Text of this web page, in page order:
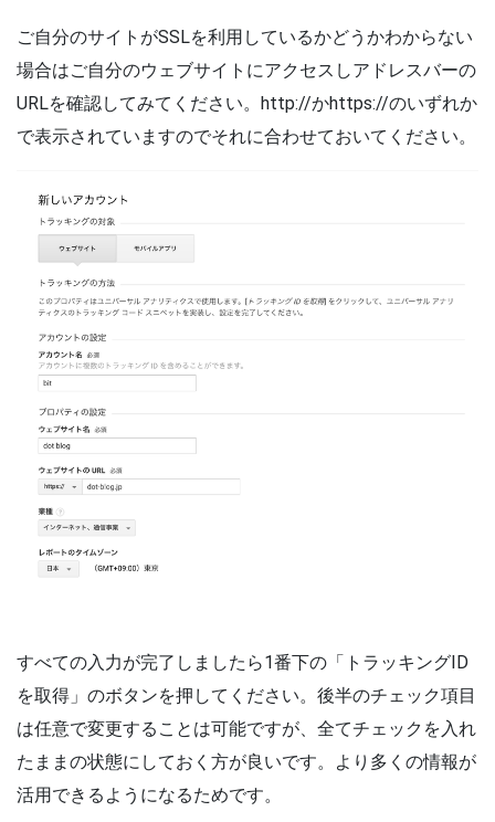
ご自分のサイトがSSLを利用しているかどうかわからない
場合はご自分のウェブサイトにアクセスしアドレスバーの
URLを確認してみてください。http://かhttps://のいずれか
で表示されていますのでそれに合わせておいてください。
すべての入力が完了しましたら1番下の「トラッキングID
を取得」のボタンを押してください。後半のチェック項目
は任意で変更することは可能ですが、全てチェックを入れ
たままの状態にしておく方が良いです。より多くの情報が
活用できるようになるためです。